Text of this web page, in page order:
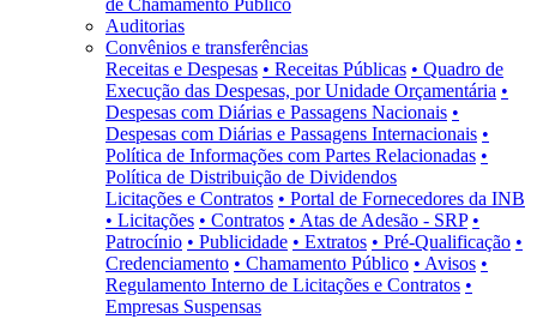
de Chamamento Público
Auditorias
Convênios e transferências
Receitas e Despesas • Receitas Públicas • Quadro de
Execução das Despesas, por Unidade Orçamentária •
Despesas com Diárias e Passagens Nacionais •
Despesas com Diárias e Passagens Internacionais •
Política de Informações com Partes Relacionadas •
Política de Distribuição de Dividendos
Licitações e Contratos • Portal de Fornecedores da INB
• Licitações • Contratos • Atas de Adesão - SRP •
Patrocínio • Publicidade • Extratos • Pré-Qualificação •
Credenciamento • Chamamento Público • Avisos •
Regulamento Interno de Licitações e Contratos •
Empresas Suspensas